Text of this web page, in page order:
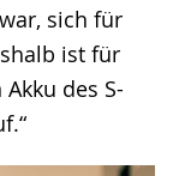
sich für
ist für
des S-